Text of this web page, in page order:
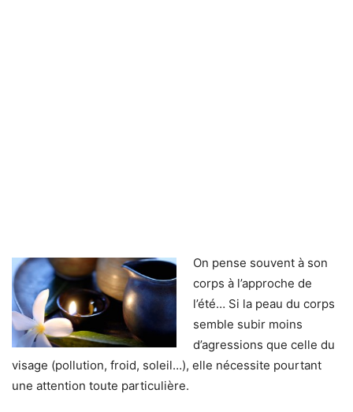
On pense souvent à son
corps à l’approche de
l’été… Si la peau du corps
semble subir moins
d’agressions que celle du
visage (pollution, froid, soleil…), elle nécessite pourtant
une attention toute particulière.